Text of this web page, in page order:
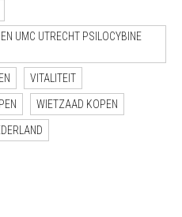
UMC UTRECHT PSILOCYBINE
VITALITEIT
WIETZAAD KOPEN